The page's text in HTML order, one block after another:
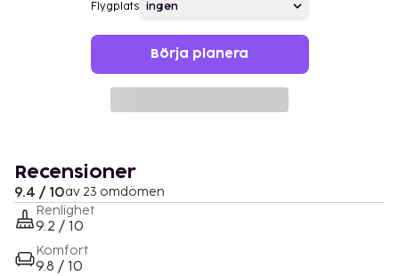
Flygplats
Börja planera
Recensioner
9.4 / 10av 23 omdömen
Renlighet
9.2 / 10
Komfort
9.8 / 10